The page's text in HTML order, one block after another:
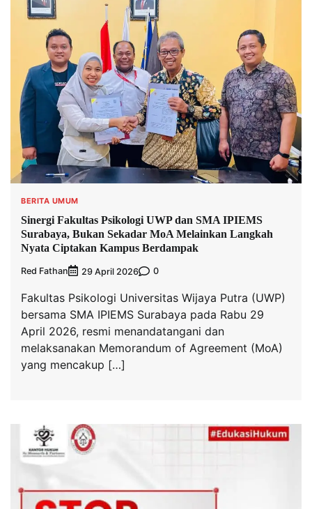
BERITA UMUM
Sinergi Fakultas Psikologi UWP dan SMA IPIEMS
Surabaya, Bukan Sekadar MoA Melainkan Langkah
Nyata Ciptakan Kampus Berdampak
Red Fathan 29 April 2026 0
Fakultas Psikologi Universitas Wijaya Putra (UWP)
bersama SMA IPIEMS Surabaya pada Rabu 29
April 2026, resmi menandatangani dan
melaksanakan Memorandum of Agreement (MoA)
yang mencakup […]